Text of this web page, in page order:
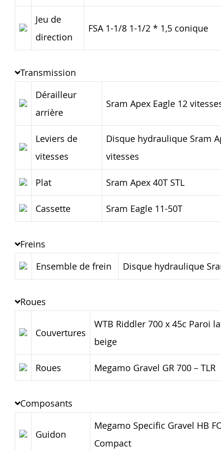
Jeu de
direction
FSA 1-1/8 1-1/2 * 1,5 conique
Transmission
Dérailleur
arrière
Sram Apex Eagle 12
Leviers de
vitesses
Disque hydraulique Sram
vitesses
Plat Sram Apex 40T STL
Cassette Sram Eagle 11-50T
Freins
Ensemble de frein
Disque hydraulique
Roues
Couvertures
WTB Riddler 700 x 45c Paroi
beige
Roues Megamo Gravel GR 700 – TLR
Composants
Guidon
Megamo Specific Gravel HB
Compact